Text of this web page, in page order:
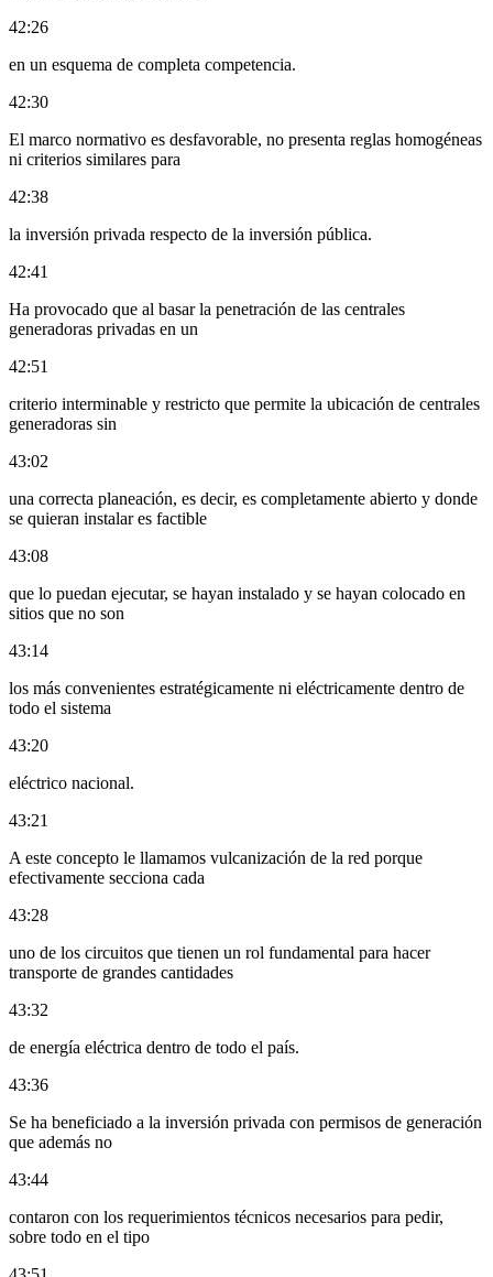
42:26
en un esquema de completa competencia.
42:30
El marco normativo es desfavorable, no presenta reglas homogéneas
ni criterios similares para
42:38
la inversión privada respecto de la inversión pública.
42:41
Ha provocado que al basar la penetración de las centrales
generadoras privadas en un
42:51
criterio interminable y restricto que permite la ubicación de centrales
generadoras sin
43:02
una correcta planeación, es decir, es completamente abierto y donde
se quieran instalar es factible
43:08
que lo puedan ejecutar, se hayan instalado y se hayan colocado en
sitios que no son
43:14
los más convenientes estratégicamente ni eléctricamente dentro de
todo el sistema
43:20
eléctrico nacional.
43:21
A este concepto le llamamos vulcanización de la red porque
efectivamente secciona cada
43:28
uno de los circuitos que tienen un rol fundamental para hacer
transporte de grandes cantidades
43:32
de energía eléctrica dentro de todo el país.
43:36
Se ha beneficiado a la inversión privada con permisos de generación
que además no
43:44
contaron con los requerimientos técnicos necesarios para pedir,
sobre todo en el tipo